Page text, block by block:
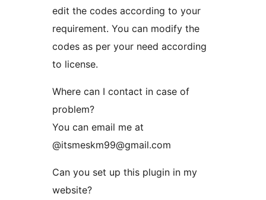
edit the codes according to your
requirement. You can modify the
codes as per your need according
to license.
Where can I contact in case of
problem?
You can email me at
@itsmeskm99@gmail.com
Can you set up this plugin in my
website?